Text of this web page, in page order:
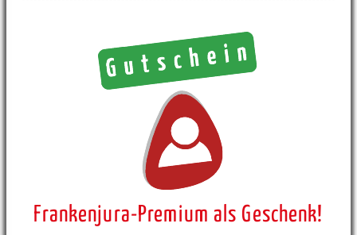
Frankenjura-Premium als Geschenk!